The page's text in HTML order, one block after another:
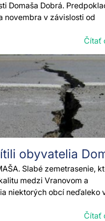
Domaša Dobrá.
novembra v závislosti od
Čítať
obyvatelia
Slabé zemetrasenie,
medzi Vranovom a
niektorých obcí neďaleko
Čítať